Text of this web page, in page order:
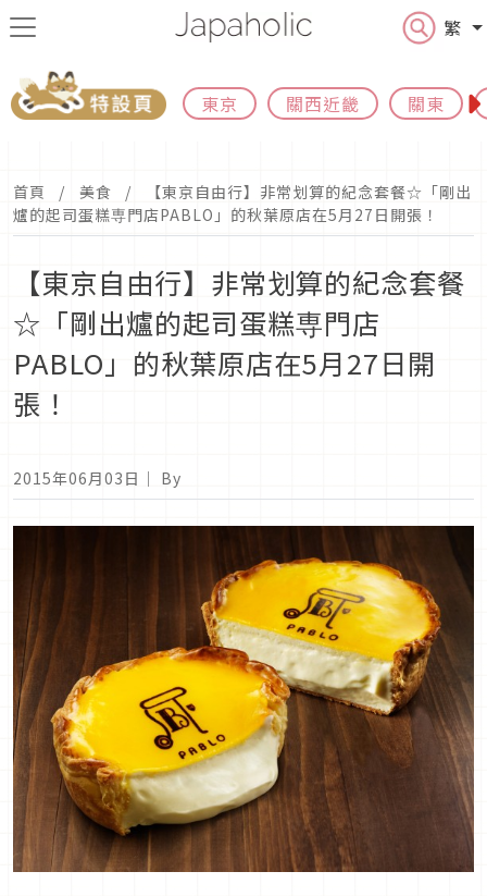
繁
東京 關西近畿 關東
首頁 美食
【東京自由行】非常划算的紀念套餐☆「剛出
爐的起司蛋糕専門店PABLO」的秋葉原店在5月27日開張！
【東京自由行】非常划算的紀念套餐
☆「剛出爐的起司蛋糕専門店
PABLO」的秋葉原店在5月27日開
張！
2015年06月03日 ｜ By